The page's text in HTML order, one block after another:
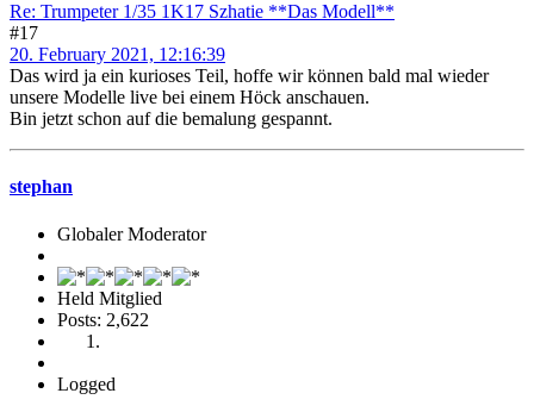
Re: Trumpeter 1/35 1K17 Szhatie **Das Modell**
#17
20. February 2021, 12:16:39
Das wird ja ein kurioses Teil, hoffe wir können bald mal wieder
unsere Modelle live bei einem Höck anschauen.
Bin jetzt schon auf die bemalung gespannt.
stephan
Globaler Moderator
Held Mitglied
Posts: 2,622
Logged